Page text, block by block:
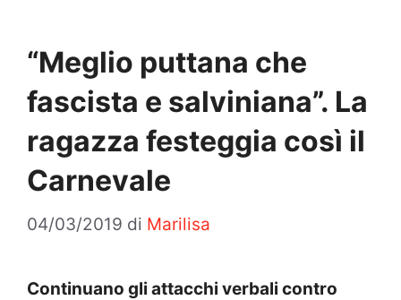
“Meglio puttana che
fascista e salviniana”. La
ragazza festeggia così il
Carnevale
04/03/2019 di Marilisa
Continuano gli attacchi verbali contro